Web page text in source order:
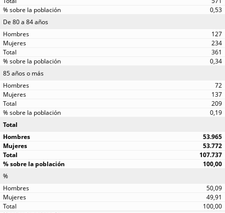
0,53
De 80 a 84 años
127
234
361
0,34
85 años o más
72
137
209
0,19
Total
53.965
53.772
107.737
100,00
%
50,09
49,91
100,00